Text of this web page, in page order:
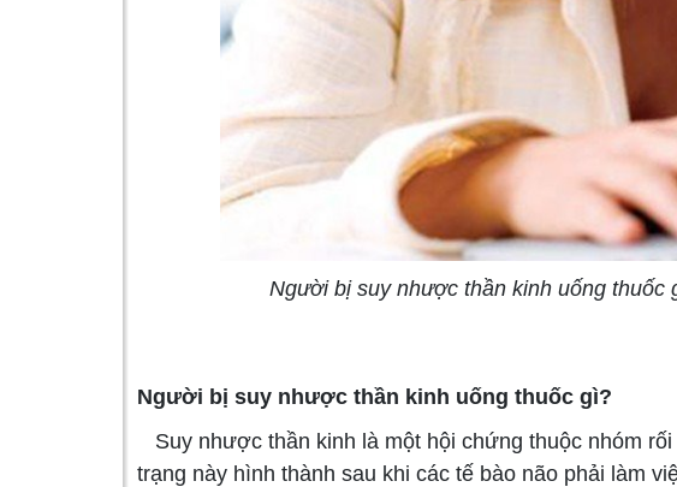
Người bị suy nhược thần kinh uống thuốc
Người bị suy nhược thần kinh uống thuốc gì?
Suy nhược thần kinh là một hội chứng thuộc nhóm
trạng này hình thành sau khi các tế bào não phải làm